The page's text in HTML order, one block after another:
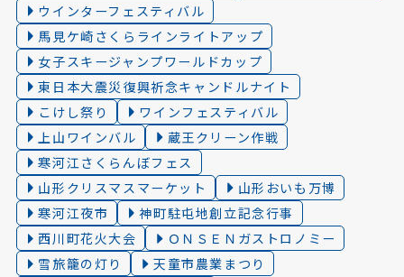
ウインターフェスティバル
馬見ケ崎さくらラインライトアップ
女子スキージャンプワールドカップ
東日本大震災復興祈念キャンドルナイト
こけし祭り
ワインフェスティバル
上山ワインバル
蔵王クリーン作戦
寒河江さくらんぼフェス
山形クリスマスマーケット
山形おいも万博
寒河江夜市
神町駐屯地創立記念行事
西川町花火大会
ＯＮＳＥＮガストロノミー
雪旅籠の灯り️
天童市農業まつり